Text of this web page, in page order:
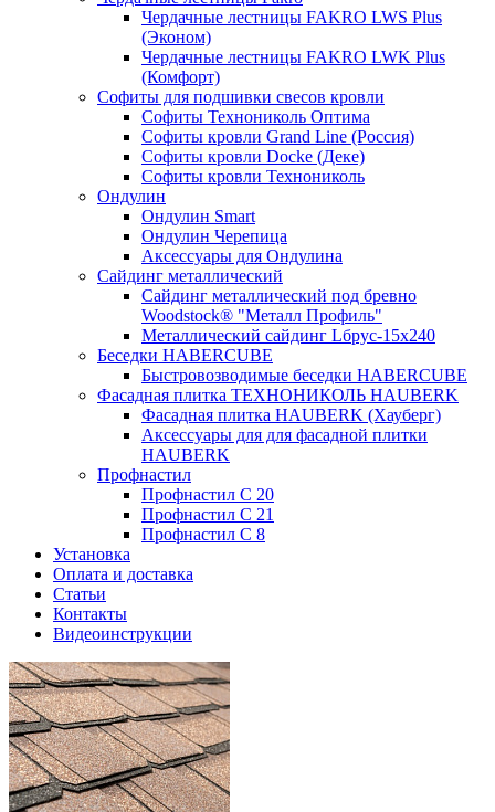
Чердачные лестницы FAKRO LWS Plus
(Эконом)
Чердачные лестницы FAKRO LWK Plus
(Комфорт)
Софиты для подшивки свесов кровли
Софиты Технониколь Оптима
Софиты кровли Grand Line (Россия)
Софиты кровли Docke (Деке)
Софиты кровли Технониколь
Ондулин
Ондулин Smart
Ондулин Черепица
Аксессуары для Ондулина
Сайдинг металлический
Сайдинг металлический под бревно
Woodstock® "Металл Профиль"
Металлический сайдинг Lбрус-15х240
Беседки HABERCUBE
Быстровозводимые беседки HABERCUBE
Фасадная плитка ТЕХНОНИКОЛЬ HAUBERK
Фасадная плитка HAUBERK (Хауберг)
Аксессуары для для фасадной плитки
HAUBERK
Профнастил
Профнастил С 20
Профнастил С 21
Профнастил С 8
Установка
Оплата и доставка
Статьи
Контакты
Видеоинструкции